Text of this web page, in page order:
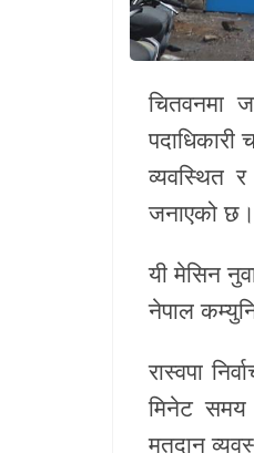
चितवनमा
व्यवस्थित
जनाएको छ।
यी मेसिन
नेपाल
रास्वपा
मिनेट समय
मतदान